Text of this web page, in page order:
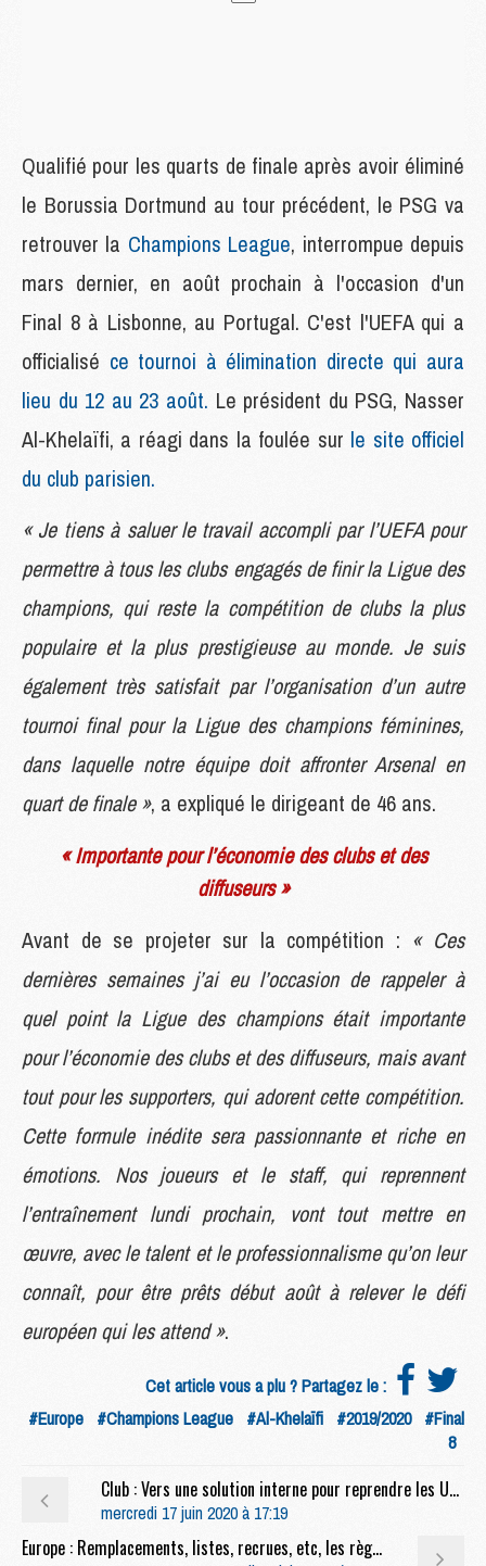
Qualifié pour les quarts de finale après avoir éliminé
le Borussia Dortmund au tour précédent, le PSG va
retrouver la Champions League, interrompue depuis
mars dernier, en août prochain à l'occasion d'un
Final 8 à Lisbonne, au Portugal. C'est l'UEFA qui a
officialisé ce tournoi à élimination directe qui aura
lieu du 12 au 23 août. Le président du PSG, Nasser
Al-Khelaïfi, a réagi dans la foulée sur le site officiel
du club parisien.
« Je tiens à saluer le travail accompli par l’UEFA pour
permettre à tous les clubs engagés de finir la Ligue des
champions, qui reste la compétition de clubs la plus
populaire et la plus prestigieuse au monde. Je suis
également très satisfait par l’organisation d’un autre
tournoi final pour la Ligue des champions féminines,
dans laquelle notre équipe doit affronter Arsenal en
quart de finale », a expliqué le dirigeant de 46 ans.
« Importante pour l’économie des clubs et des
diffuseurs »
Avant de se projeter sur la compétition : « Ces
dernières semaines j’ai eu l’occasion de rappeler à
quel point la Ligue des champions était importante
pour l’économie des clubs et des diffuseurs, mais avant
tout pour les supporters, qui adorent cette compétition.
Cette formule inédite sera passionnante et riche en
émotions. Nos joueurs et le staff, qui reprennent
l’entraînement lundi prochain, vont tout mettre en
œuvre, avec le talent et le professionnalisme qu’on leur
connaît, pour être prêts début août à relever le défi
européen qui les attend ».
Cet article vous a plu ? Partagez le :
#Europe #Champions League #Al-Khelaïfi #2019/2020 #Final
8
Club : Vers une solution interne pour reprendre les U16 du PSG
mercredi 17 juin 2020 à 17:19
Europe : Remplacements, listes, recrues, etc, les règles pour la fin de la Champions League